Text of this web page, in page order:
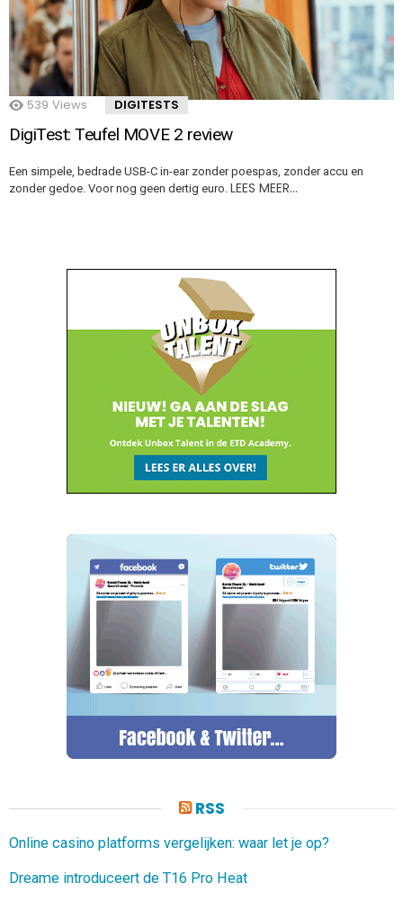
539 Views DIGITESTS
DigiTest: Teufel MOVE 2 review
Een simpele, bedrade USB-C in-ear zonder poespas, zonder accu en
zonder gedoe. Voor nog geen dertig euro. LEES MEER…
RSS
Online casino platforms vergelijken: waar let je op?
Dreame introduceert de T16 Pro Heat